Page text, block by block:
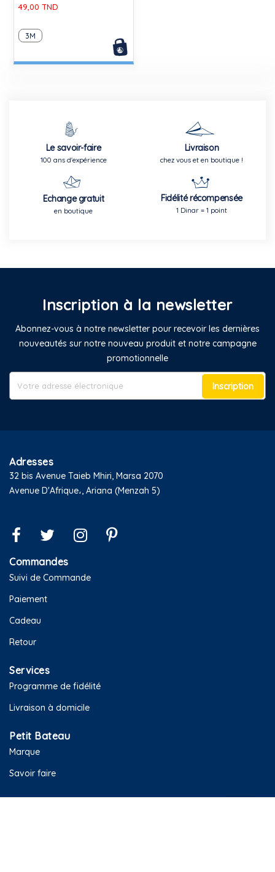
49,00 TND
3M
Le savoir-faire
100 ans d'expérience
Livraison
chez vous et en boutique !
Echange gratuit
en boutique
Fidélité récompensée
1 Dinar = 1 point
Inscription à la newsletter
Abonnez-vous à notre newsletter pour recevoir les dernières
nouveautés sur notre nouveau produit et notre campagne
promotionnelle
Inscription
Adresses
32 bis Avenue Taieb Mhiri, Marsa 2070
Avenue D'Afrique،, Ariana (Menzah 5)
Commandes
Suivi de Commande
Paiement
Cadeau
Retour
Services
Programme de fidélité
Livraison à domicile
Petit Bateau
Marque
Savoir faire